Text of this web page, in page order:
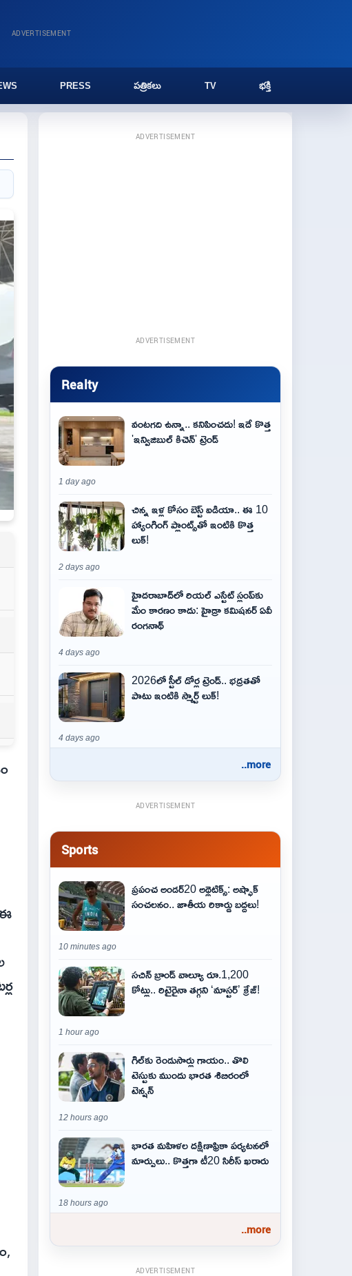
ADVERTISEMENT
PRESS పత్రికలు TV భక్తి
ADVERTISEMENT
ADVERTISEMENT
Realty
వంటగది ఉన్నా.. కనిపించదు! ఇదే కొత్త
'ఇన్విజిబుల్ కిచెన్' ట్రెండ్
1 day ago
చిన్న ఇళ్ల కోసం బెస్ట్ ఐడియా.. ఈ 10
హ్యాంగింగ్ ప్లాంట్స్‌తో ఇంటికి కొత్త
లుక్!
2 days ago
హైదరాబాద్‌లో రియల్ ఎస్టేట్ స్లంప్‌కు
మేం కారణం కాదు: హైడ్రా కమిషనర్ ఏవీ
రంగనాథ్
4 days ago
2026లో స్టీల్ డోర్ల ట్రెండ్.. భద్రతతో
పాటు ఇంటికి స్మార్ట్ లుక్!
4 days ago
..more
ADVERTISEMENT
Sports
ప్రపంచ అండర్20 అథ్లెటిక్స్: అష్ఫాక్
సంచలనం.. జాతీయ రికార్డు బద్దలు!
10 minutes ago
సచిన్ బ్రాండ్ వాల్యూ రూ.1,200
కోట్లు.. రిటైరైనా తగ్గని ‘మాస్టర్’ క్రేజ్!
1 hour ago
గిల్‌కు రెండుసార్లు గాయం.. తొలి
టెస్టుకు ముందు భారత శిబిరంలో
టెన్షన్
12 hours ago
భారత మహిళల దక్షిణాఫ్రికా పర్యటనలో
మార్పులు.. కొత్తగా టీ20 సిరీస్ ఖరారు
18 hours ago
..more
ADVERTISEMENT